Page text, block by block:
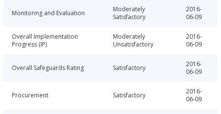
Monitoring and Evaluation
Moderately
Satisfactory
2016-
06-09
Overall Implementation
Progress (IP)
Moderately
Unsatisfactory
2016-
06-09
Overall Safeguards Rating Satisfactory
2016-
06-09
Procurement Satisfactory
2016-
06-09